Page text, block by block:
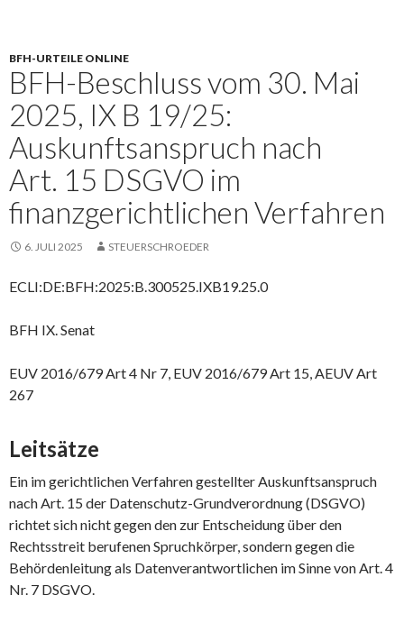
BFH-URTEILE ONLINE
BFH-Beschluss vom 30. Mai
2025, IX B 19/25:
Auskunftsanspruch nach
Art. 15 DSGVO im
finanzgerichtlichen Verfahren
6. JULI 2025 STEUERSCHROEDER
ECLI:DE:BFH:2025:B.300525.IXB19.25.0
BFH IX. Senat
EUV 2016/679 Art 4 Nr 7, EUV 2016/679 Art 15, AEUV Art
267
Leitsätze
Ein im gerichtlichen Verfahren gestellter Auskunftsanspruch
nach Art. 15 der Datenschutz-Grundverordnung (DSGVO)
richtet sich nicht gegen den zur Entscheidung über den
Rechtsstreit berufenen Spruchkörper, sondern gegen die
Behördenleitung als Datenverantwortlichen im Sinne von Art. 4
Nr. 7 DSGVO.